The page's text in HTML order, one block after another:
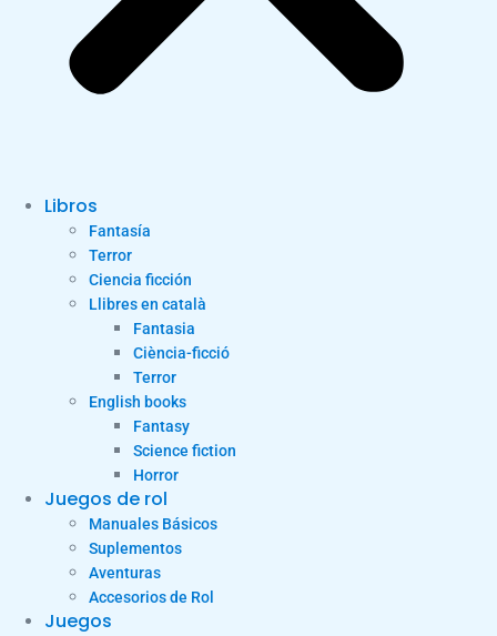
Libros
Fantasía
Terror
Ciencia ficción
Llibres en català
Fantasia
Ciència-ficció
Terror
English books
Fantasy
Science fiction
Horror
Juegos de rol
Manuales Básicos
Suplementos
Aventuras
Accesorios de Rol
Juegos